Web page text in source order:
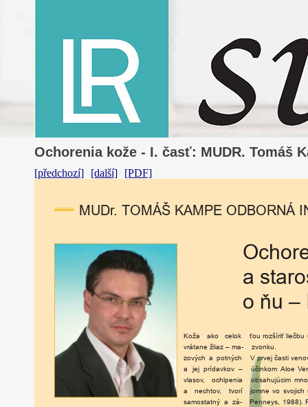
Ochorenia kože - I. časť: MUDR. Tomáš
[předchozí] [další] [PDF]
Koža ako celok ťou rozšíriť liečbu
vrátane žliaz – ma-
zvonku.
zových a potných V prvej časti
a
jej prídavkov – účinkom Aloe V
vlasov, ochlpenia obsahujúcim
a
nechtov, tvorí jomne vo svojich
samostatný a zá- Penneys, 1988).
a
o ňu –
MUDr. TOMÁŠ KAMPE ODBORNÁ